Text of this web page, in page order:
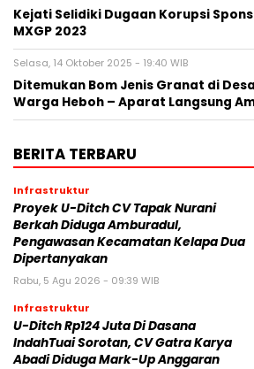
Kejati Selidiki Dugaan Korupsi
MXGP 2023
Selasa, 14 Oktober 2025 - 19:40 WIB
‎Ditemukan Bom Jenis Granat di
Warga Heboh – Aparat Langsung
BERITA TERBARU
Infrastruktur
Proyek U-Ditch CV Tapak Nurani
Berkah Diduga Amburadul,
Pengawasan Kecamatan Kelapa Dua
Dipertanyakan
Rabu, 5 Agu 2026 - 09:39 WIB
Infrastruktur
U-Ditch Rp124 Juta Di Dasana
IndahTuai Sorotan, CV Gatra Karya
Abadi Diduga Mark-Up Anggaran